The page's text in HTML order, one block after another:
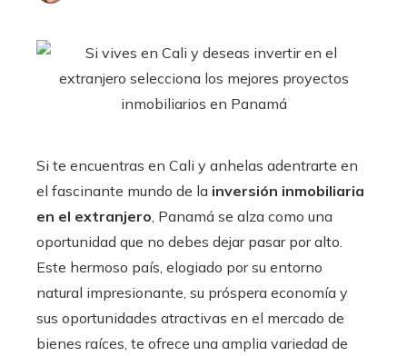
Si te encuentras en Cali y anhelas adentrarte en
el fascinante mundo de la inversión inmobiliaria
en el extranjero , Panamá se alza como una
oportunidad que no debes dejar pasar por alto.
Este hermoso país, elogiado por su entorno
natural impresionante, su próspera economía y
sus oportunidades atractivas en el mercado de
bienes raíces, te ofrece una amplia variedad de